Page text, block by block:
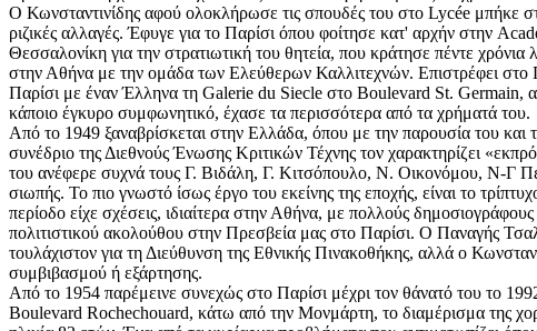
Ο Κωνσταντινίδης αφού ολοκλήρωσε τις σπουδές του στο Lycée μπήκε
ριζικές αλλαγές. Έφυγε για το Παρίσι όπου φοίτησε κατ' αρχήν στην
Θεσσαλονίκη για την στρατιωτική του θητεία, που κράτησε πέντε
στην Αθήνα με την ομάδα των Ελεύθερων Καλλιτεχνών. Επιστρέφει στο
Παρίσι με έναν Έλληνα τη Galerie du Siecle στο Boulevard St. Germain,
κάποιο έγκυρο συμφωνητικό, έχασε τα περισσότερα από τα χρήματά του.
Από το 1949 ξαναβρίσκεται στην Ελλάδα, όπου με την παρουσία του και
συνέδριο της Διεθνούς Ένωσης Κριτικών Τέχνης τον χαρακτηρίζει
του ανέφερε συχνά τους Γ. Βιδάλη, Γ. Κιτσόπουλο, Ν. Οικονόμου, Ν-Γ
σιωπής. Το πιο γνωστό ίσως έργο του εκείνης της εποχής, είναι το
περίοδο είχε σχέσεις, ιδιαίτερα στην Αθήνα, με πολλούς
πολιτιστικού ακολούθου στην Πρεσβεία μας στο Παρίσι. Ο Παναγής
τουλάχιστον για τη Διεύθυνση της Εθνικής Πινακοθήκης, αλλά ο
συμβιβασμού ή εξάρτησης.
Από το 1954 παρέμεινε συνεχώς στο Παρίσι μέχρι τον θάνατό του το
Boulevard Rochechouard, κάτω από την Μονμάρτη, το διαμέρισμα της